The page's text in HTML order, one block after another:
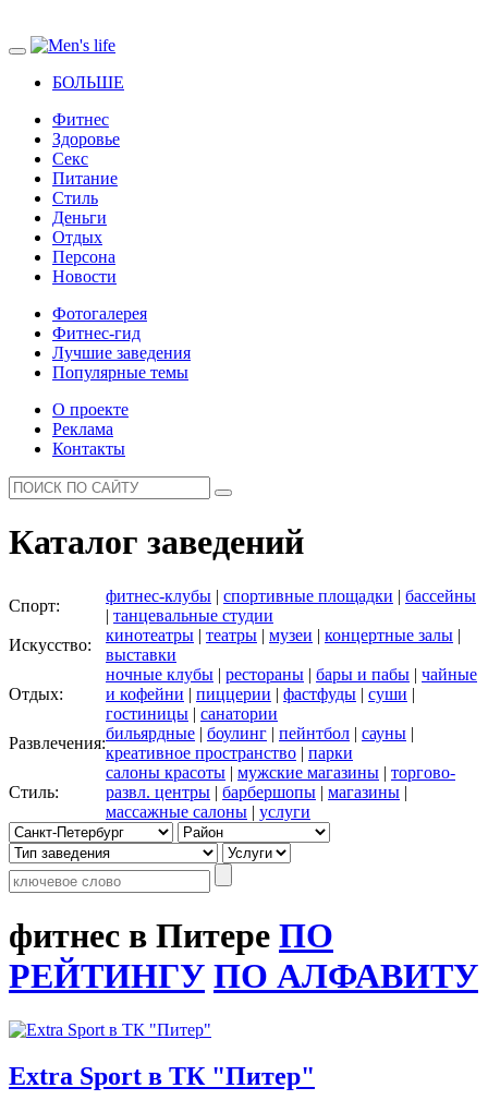
БОЛЬШЕ
Фитнес
Здоровье
Секс
Питание
Стиль
Деньги
Отдых
Персона
Новости
Фотогалерея
Фитнес-гид
Лучшие заведения
Популярные темы
О проекте
Реклама
Контакты
Каталог заведений
Спорт:
фитнес-клубы | спортивные площадки | бассейны
| танцевальные студии
Искусство:
кинотеатры | театры | музеи | концертные залы |
выставки
Отдых:
ночные клубы | рестораны | бары и пабы | чайные
и кофейни | пиццерии | фастфуды | суши |
гостиницы | санатории
Развлечения:
бильярдные | боулинг | пейнтбол | сауны |
креативное пространство | парки
Стиль:
салоны красоты | мужские магазины | торгово-
развл. центры | барбершопы | магазины |
массажные салоны | услуги
фитнес в Питере ПО
РЕЙТИНГУ ПО АЛФАВИТУ
Extra Sport в ТК "Питер"